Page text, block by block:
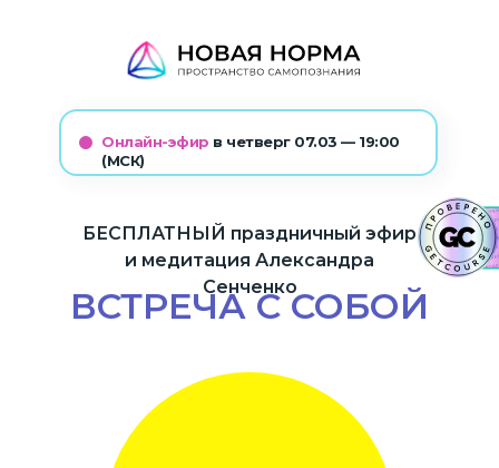
ВСТРЕЧА С СОБОЙ
БЕСПЛАТНЫЙ праздничный эфир
и медитация Александра
Сенченко
Онлайн-эфир в четверг 07.03 — 19:00
(МСК)